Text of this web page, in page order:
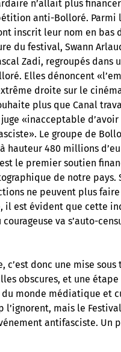
n’allait plus
anti-Bolloré. Parmi
inscrit leur nom en bas
du festival, Swann
Zadi, regroupés dans
Elles dénoncent
droite sur le
plus que Canal
«inacceptable
Le groupe de
hauteur 480 millions
le premier soutien
de notre pays.
ne peuvent plus
il est évident que cette
va s’auto-
c’est donc une mise
obscures, et une
du monde médiatique et
l’ignorent, mais le
antifasciste. Un